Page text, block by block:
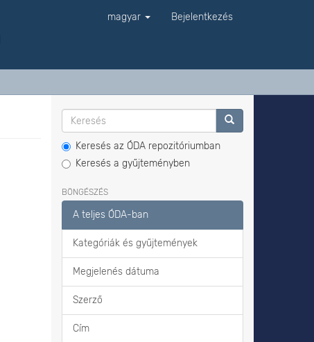
magyar Bejelentkezés
Keresés az ÓDA repozitóriumban
Keresés a gyűjteményben
BÖNGÉSZÉS
A teljes ÓDA-ban
Kategóriák és gyűjtemények
Megjelenés dátuma
Szerző
Cím